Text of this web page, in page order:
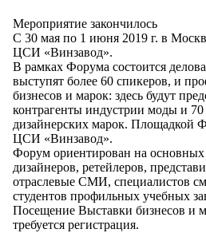
Мероприятие закончилось
С 30 мая по 1 июня 2019 г. в
ЦСИ «Винзавод».
В рамках Форума состоится
выступят более 60 спикеров, и
бизнесов и марок: здесь будут
контрагенты индустрии моды и
дизайнерских марок. Площадкой
ЦСИ «Винзавод».
Форум ориентирован на
дизайнеров, ретейлеров,
отраслевые СМИ, специалистов
студентов профильных учебных
Посещение Выставки бизнесов и
требуется регистрация.